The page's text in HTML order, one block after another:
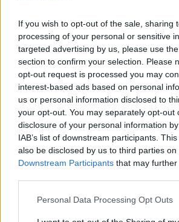
If you wish to opt-out of the sale, sharing
processing of your personal or sensitive
targeted advertising by us, please use
section to confirm your selection. Please
opt-out request is processed you may
interest-based ads based on personal
us or personal information disclosed to
your opt-out. You may separately opt-out
disclosure of your personal information
IAB’s list of downstream participants.
also be disclosed by us to third parties on
Downstream Participants that may
Personal Data Processing Opt Outs
Ηρακλής έχουν επισημοποιήσει
τους. Ωστόσο, ειδικά για τον
αποκλείεται να γίνει το
σύμφωνα με τοSPORT24.